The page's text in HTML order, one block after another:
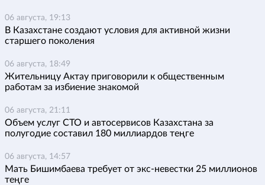
06 августа, 19:13
В Казахстане создают условия для активной жизни
старшего поколения
06 августа, 18:49
Жительницу Актау приговорили к общественным
работам за избиение знакомой
06 августа, 21:11
Объем услуг СТО и автосервисов Казахстана за
полугодие составил 180 миллиардов теңге
06 августа, 14:57
Мать Бишимбаева требует от экс-невестки 25 миллионов
теңге